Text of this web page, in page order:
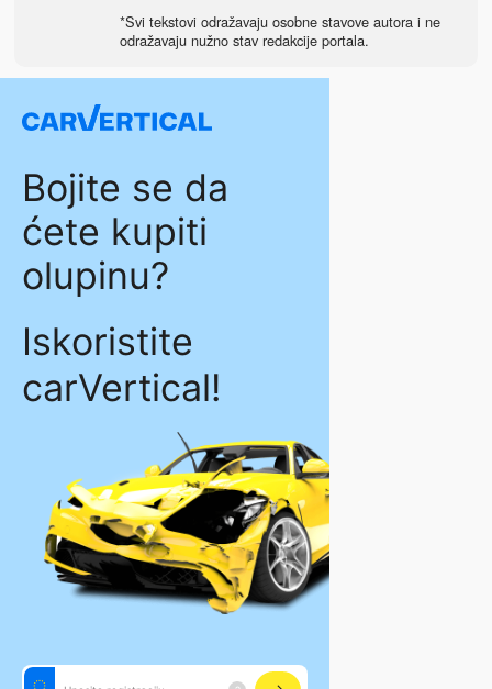
*Svi tekstovi odražavaju osobne stavove autora i ne
odražavaju nužno stav redakcije portala.